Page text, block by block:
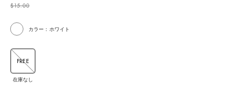
$‌15.00
カラー：ホワイト
FREE
在庫なし